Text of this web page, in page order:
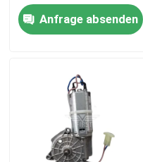
Produkte
Über uns
Servomotor für
Druckmaschinen
Anfrage absenden